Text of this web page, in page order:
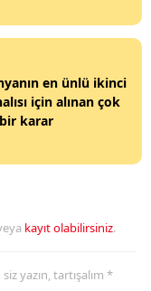
en ünlü ikinci
için alınan çok
bir karar
kayıt olabilirsiniz.
yazın, tartışalım *